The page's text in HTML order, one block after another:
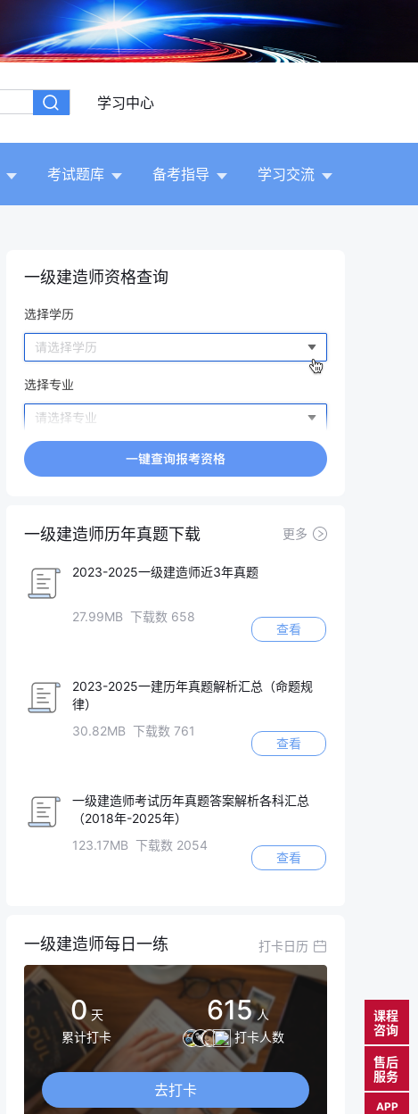
学习中心
考试题库 备考指导 学习交流
一级建造师资格查询
一级建造师历年真题下载 更多
2023-2025一级建造师近3年真题
27.99MB 下载数 658
查看
2023-2025一建历年真题解析汇总（命题规
律）
30.82MB 下载数 761
查看
一级建造师考试历年真题答案解析各科汇总
（2018年-2025年）
123.17MB 下载数 2054
查看
一级建造师每日一练 打卡日历
0 天
累计打卡
615 人
打卡人数
去打卡
课程
咨询
售后
服务
APP